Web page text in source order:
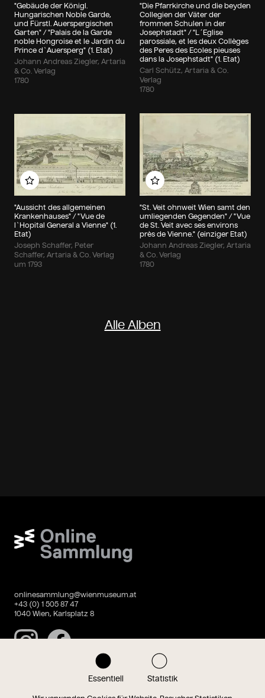
Essentiell Statistik
"Gebäude der Königl.
Hungarischen Noble Garde,
und Fürstl. Auerspergischen
Garten" / "Palais de la Garde
noble Hongroise et le Jardin du
Prince d`Auersperg" (1. Etat)
Johann Andreas Ziegler, Artaria
& Co. Verlag
1780
"Die Pfarrkirche und die beyden
Collegien der Väter der
frommen Schulen in der
Josephstadt" / "L´Eglise
parossiale, et les deux Collèges
des Peres des Ecoles pieuses
dans la Josephstadt" (1. Etat)
Carl Schütz, Artaria & Co.
Verlag
1780
"Aussicht des allgemeinen
Krankenhauses" / "Vue de
l`Hopital General a Vienne" (1.
Etat)
Joseph Schaffer, Peter
Schaffer, Artaria & Co. Verlag
um 1793
Zu meinem Album hinzufügen
"St. Veit ohnweit Wien samt den
umliegenden Gegenden" / "Vue
de St. Veit avec ses environs
près de Vienne." (einziger Etat)
Johann Andreas Ziegler, Artaria
& Co. Verlag
1780
Zu meinem Album
Alle Alben
Wien Museum Online Sammlung
onlinesammlung@wienmuseum.at
+43 (0) 1 505 87 47
1040 Wien, Karlsplatz 8
InstagramFacebook